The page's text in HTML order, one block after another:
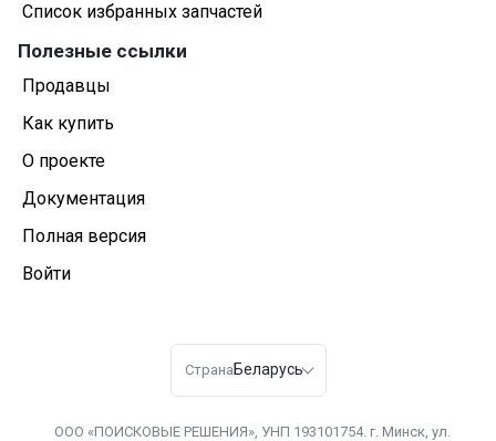
Список избранных запчастей
Полезные ссылки
Продавцы
Как купить
О проекте
Документация
Полная версия
Войти
Страна Беларусь
ООО «ПОИСКОВЫЕ РЕШЕНИЯ», УНП 193101754. г. Минск, ул.